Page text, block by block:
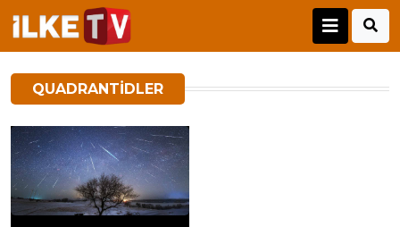
QUADRANTIDLER